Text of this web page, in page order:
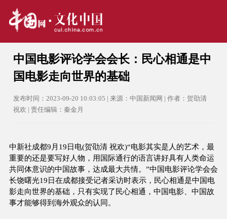
中国电影评论学会会长：民心相通是中
国电影走向世界的基础
发布时间：2023-09-20 10:03:05 | 来源：中国新闻网 | 作者：贺劭清
祝欢 | 责任编辑：秦金月
中新社成都9月19日电(贺劭清 祝欢)“电影其实是人的艺术，最
重要的还是要写好人物，用国际通行的语言讲好具有人类命运
共同体意识的中国故事，达成最大共情。”中国电影评论学会会
长饶曙光19日在成都接受记者采访时表示，民心相通是中国电
影走向世界的基础，只有实现了民心相通，中国电影、中国故
事才能够得到海外观众的认同。